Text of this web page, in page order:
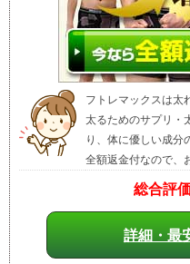
フトレマックスは太
太るためのサプリ・
り、体に優しい成分
全額返金付なので、
総合評
詳細・最